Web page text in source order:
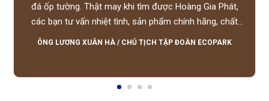
đá ốp tường. Thật may khi tìm được Hoàng Gia Phát,
các bạn tư vấn nhiệt tình, sản phẩm chính hãng, chất
lượng tốt, giá hợp lý, hỗ trợ tận tình.
ÔNG LƯƠNG XUÂN HÀ / CHỦ TỊCH TẬP ĐOÀN ECOPARK